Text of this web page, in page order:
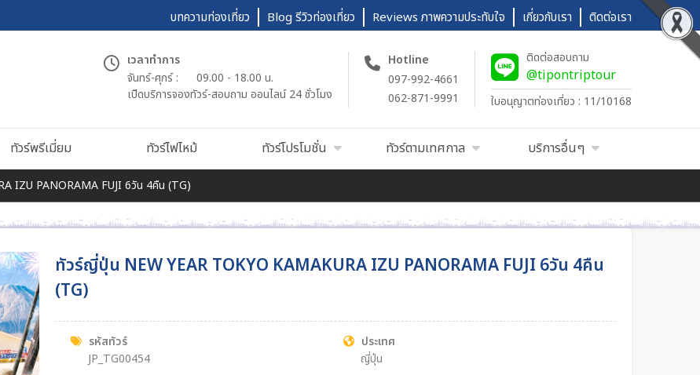
บทความท่องเที่ยว Blog รีวิวท่องเที่ยว Reviews ภาพความประทับใจ เกี่ยวกับเรา ติดต่อเรา
เวลาทำการ
จันทร์-ศุกร์ :
09.00 - 18.00 น.
เปืดบริการจองทัวร์-สอบถาม ออนไลน์ 24 ชั่วโมง
Hotline
097-992-4661
062-871-9991
ติดต่อสอบถาม
@tipontriptour
ใบอนุญาตท่องเที่ยว : 11/10168
ทัวร์พรีเมี่ยม ทัวร์ไฟไหม้ ทัวร์โปรโมชั่น ทัวร์ตามเทศกาล บริการอื่นๆ
IZU PANORAMA FUJI 6วัน 4คืน (TG)
ทัวร์ญี่ปุ่น NEW YEAR TOKYO KAMAKURA IZU PANORAMA FUJI 6วัน 4คืน
(TG)
รหัสทัวร์
JP_TG00454
ประเทศ
ญี่ปุ่น